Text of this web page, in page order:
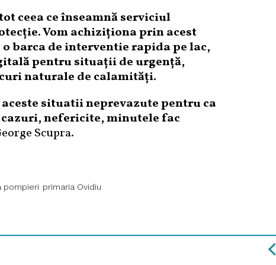
ceea ce înseamnă serviciul
Vom achiziționa prin acest
barca de interventie rapida pe lac,
pentru situații de urgență,
naturale de calamități.
situatii neprevazute pentru ca
nefericite, minutele fac
Scupra.
pompieri primaria Ovidiu